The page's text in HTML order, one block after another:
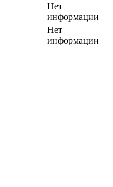
Нет
информации
Нет
информации